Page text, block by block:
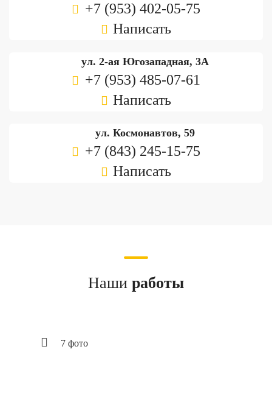
+7 (953) 402-05-75
Написать
ул. 2-ая Югозападная, 3А
+7 (953) 485-07-61
Написать
ул. Космонавтов, 59
+7 (843) 245-15-75
Написать
Наши работы
7 фото